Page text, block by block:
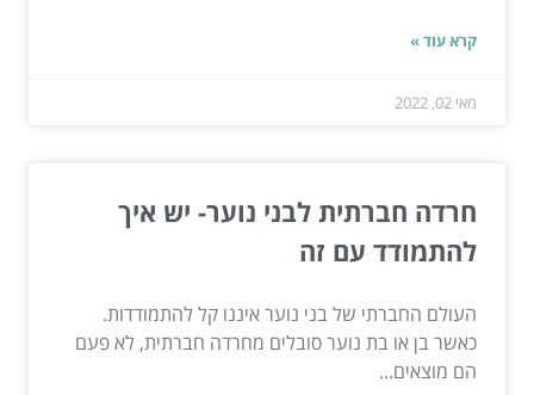
קרא עוד »
מאי 02, 2022
חרדה חברתית לבני נוער- יש איך
להתמודד עם זה
העולם החברתי של בני נוער איננו קל להתמודדות.
כאשר בן או בת נוער סובלים מחרדה חברתית, לא פעם
הם מוצאים...